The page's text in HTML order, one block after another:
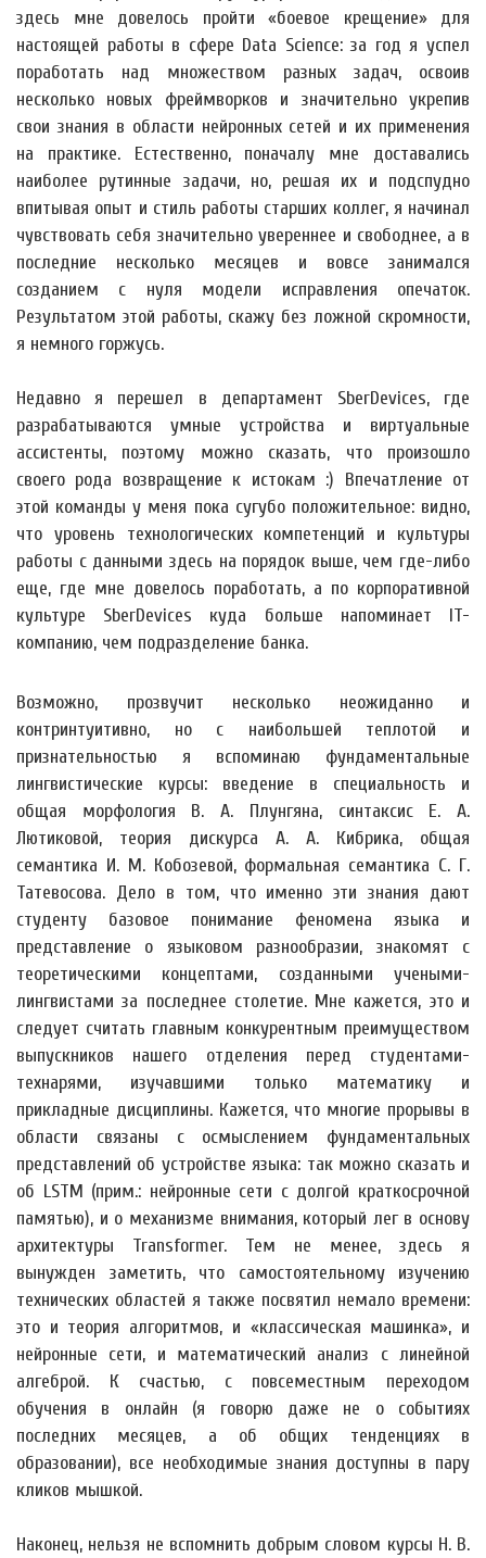
здесь мне довелось пройти «боевое крещение» для
настоящей работы в сфере Data Science: за год я успел
поработать над множеством разных задач, освоив
несколько новых фреймворков и значительно укрепив
свои знания в области нейронных сетей и их применения
на практике. Естественно, поначалу мне доставались
наиболее рутинные задачи, но, решая их и подспудно
впитывая опыт и стиль работы старших коллег, я начинал
чувствовать себя значительно увереннее и свободнее, а в
последние несколько месяцев и вовсе занимался
созданием с нуля модели исправления опечаток.
Результатом этой работы, скажу без ложной скромности,
я немного горжусь.
Недавно я перешел в департамент SberDevices, где
разрабатываются умные устройства и виртуальные
ассистенты, поэтому можно сказать, что произошло
своего рода возвращение к истокам :) Впечатление от
этой команды у меня пока сугубо положительное: видно,
что уровень технологических компетенций и культуры
работы с данными здесь на порядок выше, чем где-либо
еще, где мне довелось поработать, а по корпоративной
культуре SberDevices куда больше напоминает IT-
компанию, чем подразделение банка.
Возможно, прозвучит несколько неожиданно и
контринтуитивно, но с наибольшей теплотой и
признательностью я вспоминаю фундаментальные
лингвистические курсы: введение в специальность и
общая морфология В. А. Плунгяна, синтаксис Е. А.
Лютиковой, теория дискурса А. А. Кибрика, общая
семантика И. М. Кобозевой, формальная семантика С. Г.
Татевосова. Дело в том, что именно эти знания дают
студенту базовое понимание феномена языка и
представление о языковом разнообразии, знакомят с
теоретическими концептами, созданными учеными-
лингвистами за последнее столетие. Мне кажется, это и
следует считать главным конкурентным преимуществом
выпускников нашего отделения перед студентами-
технарями, изучавшими только математику и
прикладные дисциплины. Кажется, что многие прорывы в
области связаны с осмыслением фундаментальных
представлений об устройстве языка: так можно сказать и
об LSTM (прим.: нейронные сети с долгой краткосрочной
памятью), и о механизме внимания, который лег в основу
архитектуры Transformer. Тем не менее, здесь я
вынужден заметить, что самостоятельному изучению
технических областей я также посвятил немало времени:
это и теория алгоритмов, и «классическая машинка», и
нейронные сети, и математический анализ с линейной
алгеброй. К счастью, с повсеместным переходом
обучения в онлайн (я говорю даже не о событиях
последних месяцев, а об общих тенденциях в
образовании), все необходимые знания доступны в пару
кликов мышкой.
Наконец, нельзя не вспомнить добрым словом курсы Н. В.